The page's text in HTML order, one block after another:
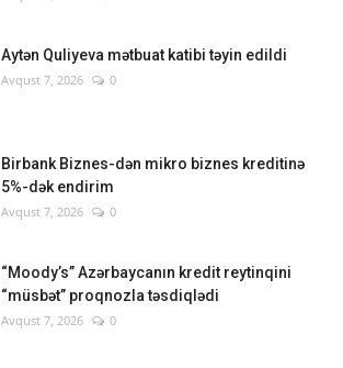
Aytən Quliyeva mətbuat katibi təyin edildi
Avqust 7, 2026 0
Birbank Biznes-dən mikro biznes kreditinə
5%-dək endirim
Avqust 7, 2026 0
“Moody’s” Azərbaycanın kredit reytinqini
“müsbət” proqnozla təsdiqlədi
Avqust 7, 2026 0